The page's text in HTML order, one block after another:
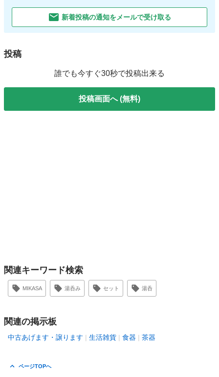
新着投稿の通知をメールで受け取る
投稿
誰でも今すぐ30秒で投稿出来る
投稿画面へ (無料)
関連キーワード検索
MIKASA 湯呑み セット 湯呑
関連の掲示板
中古あげます・譲ります 生活雑貨 食器 茶器
ページTOPへ